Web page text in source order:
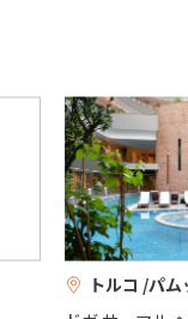
トルコ /パ